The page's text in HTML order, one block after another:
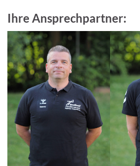
Ihre Ansprechpartner: